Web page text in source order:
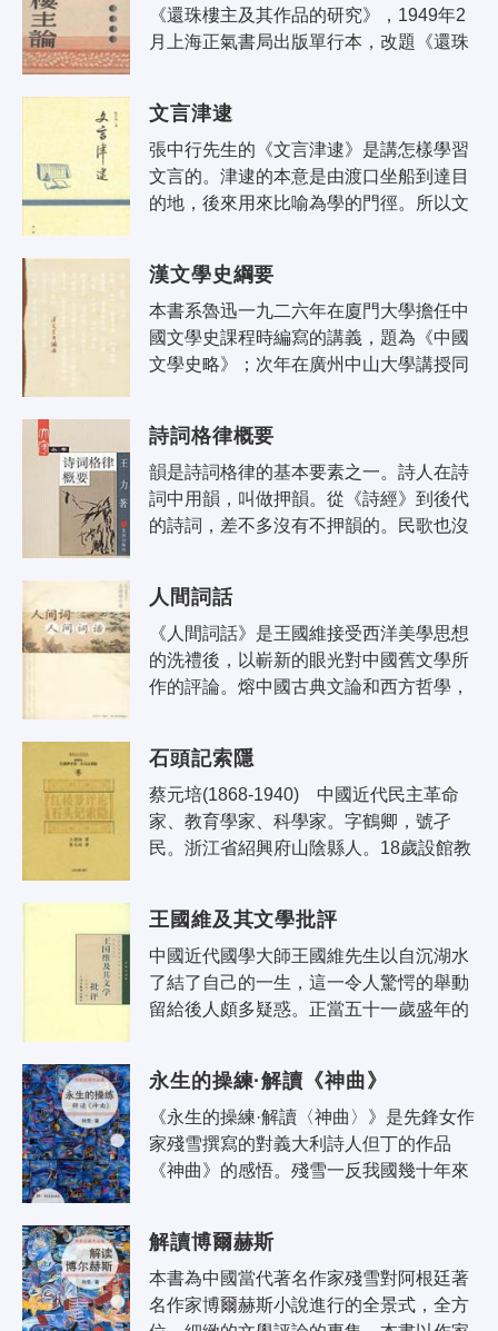
《還珠樓主及其作品的研究》，1949年2
月上海正氣書局出版單行本，改題《還珠
文言津逮
張中行先生的《文言津逮》是講怎樣學習
文言的。津逮的本意是由渡口坐船到達目
的地，後來用來比喻為學的門徑。所以文
漢文學史綱要
本書系魯迅一九二六年在廈門大學擔任中
國文學史課程時編寫的講義，題為《中國
文學史略》；次年在廣州中山大學講授同
詩詞格律概要
韻是詩詞格律的基本要素之一。詩人在詩
詞中用韻，叫做押韻。從《詩經》到後代
的詩詞，差不多沒有不押韻的。民歌也沒
人間詞話
《人間詞話》是王國維接受西洋美學思想
的洗禮後，以嶄新的眼光對中國舊文學所
作的評論。熔中國古典文論和西方哲學，
石頭記索隱
蔡元培(1868-1940) 中國近代民主革命
家、教育學家、科學家。字鶴卿，號孑
民。浙江省紹興府山陰縣人。18歲設館教
國..
王國維及其文學批評
中國近代國學大師王國維先生以自沉湖水
了結了自己的一生，這一令人驚愕的舉動
留給後人頗多疑惑。正當五十一歲盛年的
文..
永生的操練·解讀《神曲》
《永生的操練·解讀〈神曲〉》是先鋒女作
家殘雪撰寫的對義大利詩人但丁的作品
《神曲》的感悟。殘雪一反我國幾十年來
解讀博爾赫斯
本書為中國當代著名作家殘雪對阿根廷著
名作家博爾赫斯小說進行的全景式，全方